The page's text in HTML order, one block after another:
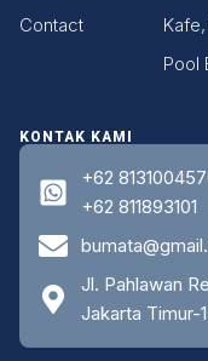
Contact
Pool
KONTAK KAMI
+62
+62 811893101
Jl. Pahlawan
Jakarta Timur-